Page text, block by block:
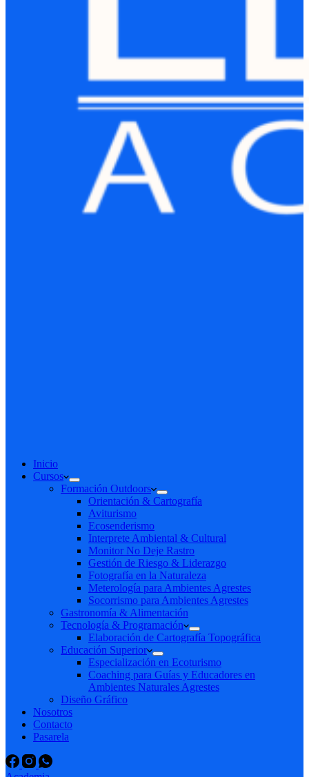
Inicio
Cursos
Formación Outdoors
Orientación & Cartografía
Aviturismo
Ecosenderismo
Interprete Ambiental & Cultural
Monitor No Deje Rastro
Gestión de Riesgo & Liderazgo
Fotografía en la Naturaleza
Meterología para Ambientes Agrestes
Socorrismo para Ambientes Agrestes
Gastronomía & Alimentación
Tecnología & Programación
Elaboración de Cartografía Topográfica
Educación Superior
Especialización en Ecoturismo
Coaching para Guías y Educadores en
Ambientes Naturales Agrestes
Diseño Gráfico
Nosotros
Contacto
Pasarela